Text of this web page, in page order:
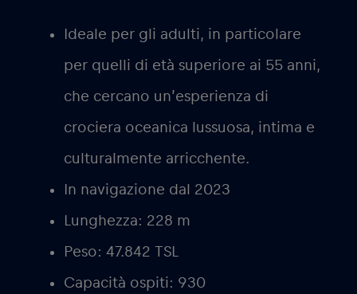
Ideale per gli adulti, in particolare
per quelli di età superiore ai 55 anni,
che cercano un’esperienza di
crociera oceanica lussuosa, intima e
culturalmente arricchente.
In navigazione dal 2023
Lunghezza: 228 m
Peso: 47.842 TSL
Capacità ospiti: 930